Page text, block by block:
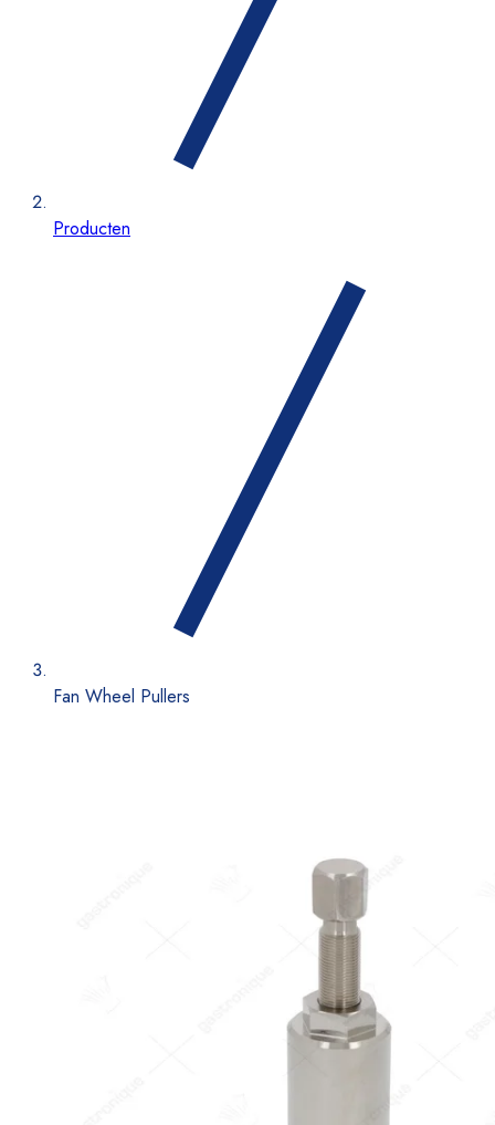
Producten
Fan Wheel Pullers